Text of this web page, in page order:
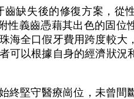
缺失後的修復方案，從
性義齒憑藉其出色的固位
海全口假牙費用跨度較大
可以根據自身的經濟狀況
終堅守醫療崗位，未曾間